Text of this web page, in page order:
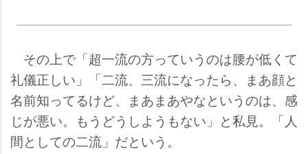
その上で「超一流の方っていうのは腰が低くて
礼儀正しい」「二流、三流になったら、まあ顔と
名前知ってるけど、まあまあやなというのは、感
じが悪い。もうどうしようもない」と私見。「人
間としての二流」だという。